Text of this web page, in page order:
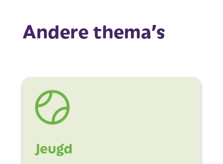
Andere thema’s
Jeugd